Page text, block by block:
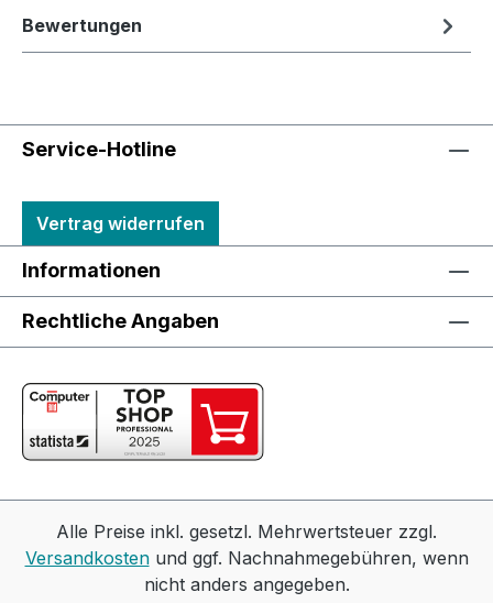
Bewertungen
Service-Hotline
Vertrag widerrufen
Informationen
Rechtliche Angaben
Alle Preise inkl. gesetzl. Mehrwertsteuer zzgl.
Versandkostenund ggf. Nachnahmegebühren, wenn
nicht anders angegeben.